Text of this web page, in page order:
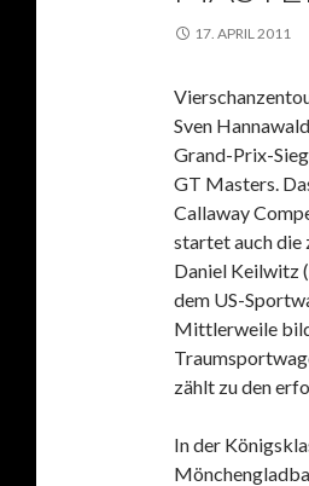
17. APRIL 2011
Sven
Grand-Prix-
GT Masters.
Callaway
startet auch
Daniel Keilwitz
dem US-
Mittlerweile
zählt zu den
In der